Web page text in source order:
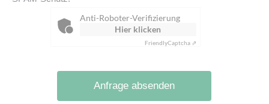
Anti-Roboter-Verifizierung
Hier klicken
FriendlyCaptcha ⇗
Anfrage absenden